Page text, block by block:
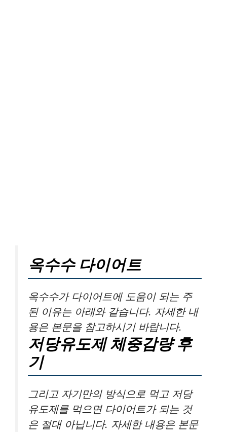
옥수수 다이어트
옥수수가 다이어트에 도움이 되는 주
된 이유는 아래와 같습니다. 자세한 내
용은 본문을 참고하시기 바랍니다.
저당유도제 체중감량 후
기
그리고 자기만의 방식으로 먹고 저당
유도제를 먹으면 다이어트가 되는 것
은 절대 아닙니다. 자세한 내용은 본문